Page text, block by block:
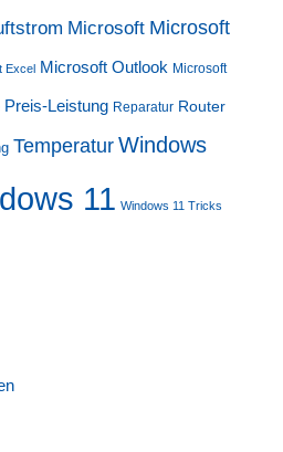
Microsoft Microsoft
Excel Microsoft Outlook Microsoft
Preis-Leistung Reparatur Router
Temperatur Windows
11 Windows 11 Tricks